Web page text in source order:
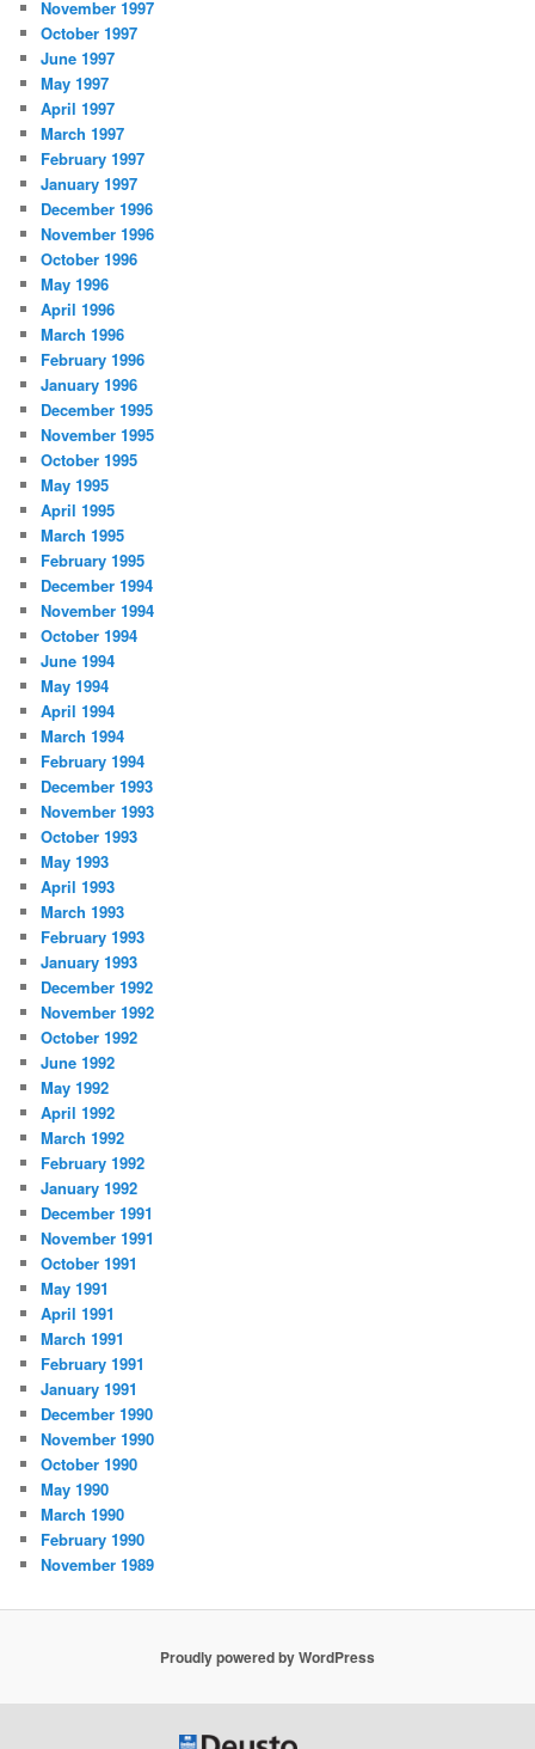
November 1997
October 1997
June 1997
May 1997
April 1997
March 1997
February 1997
January 1997
December 1996
November 1996
October 1996
May 1996
April 1996
March 1996
February 1996
January 1996
December 1995
November 1995
October 1995
May 1995
April 1995
March 1995
February 1995
December 1994
November 1994
October 1994
June 1994
May 1994
April 1994
March 1994
February 1994
December 1993
November 1993
October 1993
May 1993
April 1993
March 1993
February 1993
January 1993
December 1992
November 1992
October 1992
June 1992
May 1992
April 1992
March 1992
February 1992
January 1992
December 1991
November 1991
October 1991
May 1991
April 1991
March 1991
February 1991
January 1991
December 1990
November 1990
October 1990
May 1990
March 1990
February 1990
November 1989
Proudly powered by WordPress